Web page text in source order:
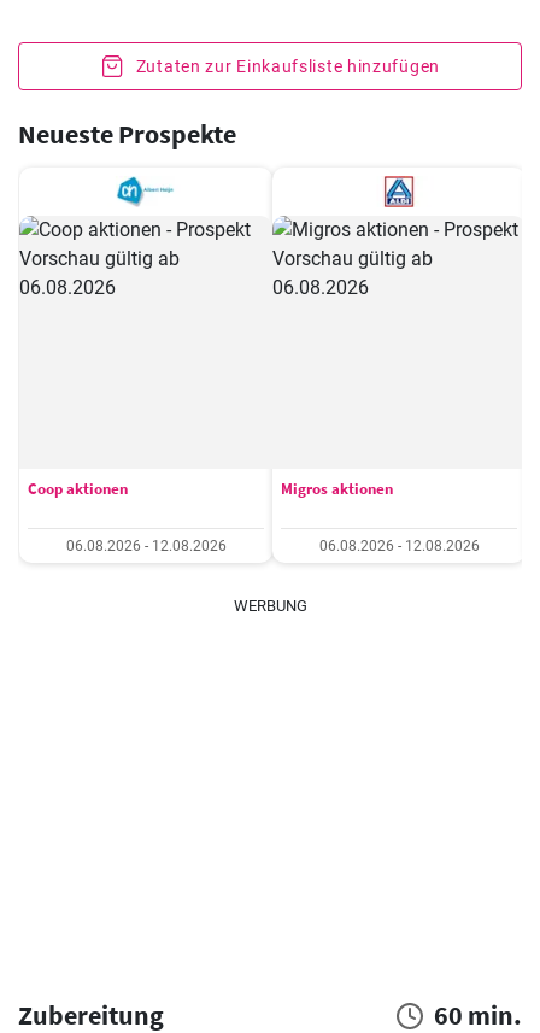
Zutaten zur Einkaufsliste hinzufügen
Neueste Prospekte
Coop aktionen
06.08.2026 - 12.08.2026
Migros aktionen
06.08.2026 - 12.08.2026
WERBUNG
Zubereitung 60 min.